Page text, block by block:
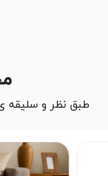
طبق نظر و سلیقه
پاف